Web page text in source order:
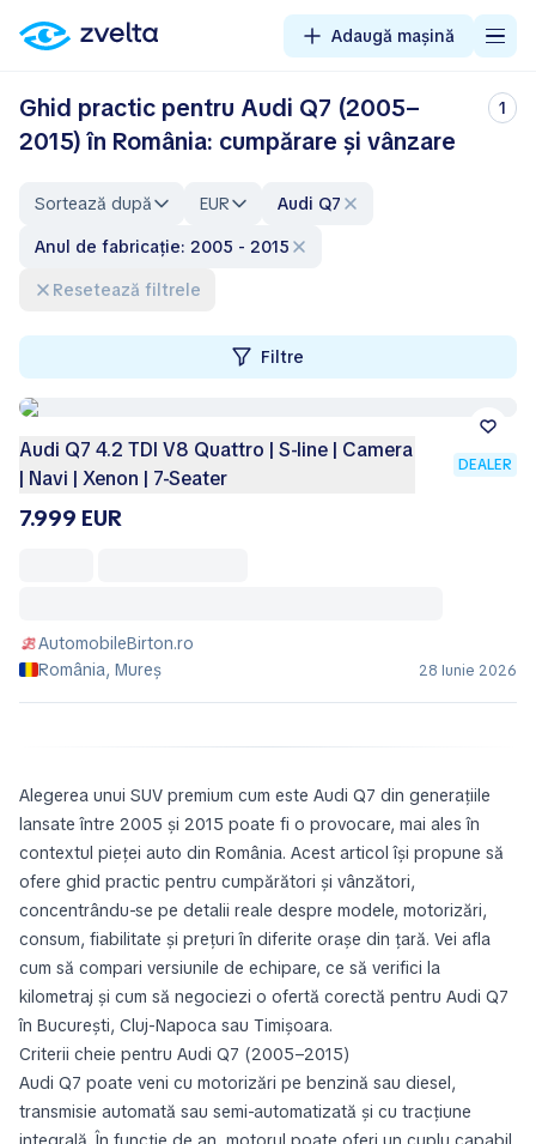
Adaugă mașină
Ghid practic pentru Audi Q7 (2005–
2015) în România: cumpărare și vânzare
1
Sortează după EUR
Audi Q7
Anul de fabricație: 2005 - 2015
Resetează filtrele
Filtre
Audi Q7 4.2 TDI V8 Quattro | S-line | Camera
| Navi | Xenon | 7-Seater
DEALER
7.999 EUR
AutomobileBirton.ro
România, Mureș
28 Iunie 2026
Alegerea unui SUV premium cum este Audi Q7 din generațiile
lansate între 2005 și 2015 poate fi o provocare, mai ales în
contextul pieței auto din România. Acest articol își propune să
ofere ghid practic pentru cumpărători și vânzători,
concentrându-se pe detalii reale despre modele, motorizări,
consum, fiabilitate și prețuri în diferite orașe din țară. Vei afla
cum să compari versiunile de echipare, ce să verifici la
kilometraj și cum să negociezi o ofertă corectă pentru Audi Q7
în București, Cluj-Napoca sau Timișoara.
Criterii cheie pentru Audi Q7 (2005–2015)
Audi Q7 poate veni cu motorizări pe benzină sau diesel,
transmisie automată sau semi-automatizată și cu tracțiune